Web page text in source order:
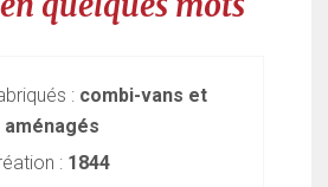
: combi-vans et
: 1844